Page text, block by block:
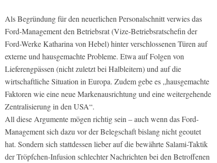
Als Begründung für den neuerlichen Personalschnitt verwies das
Ford-Management den Betriebsrat (Vize-Betriebsratschefin der
Ford-Werke Katharina von Hebel) hinter verschlossenen Türen auf
externe und hausgemachte Probleme. Etwa auf Folgen von
Lieferengpässen (nicht zuletzt bei Halbleitern) und auf die
wirtschaftliche Situation in Europa. Zudem gebe es „hausgemachte
Faktoren wie eine neue Markenausrichtung und eine weitergehende
Zentralisierung in den USA“.
All diese Argumente mögen richtig sein – auch wenn das Ford-
Management sich dazu vor der Belegschaft bislang nicht geoutet
hat. Sondern sich stattdessen lieber auf die bewährte Salami-Taktik
der Tröpfchen-Infusion schlechter Nachrichten bei den Betroffenen